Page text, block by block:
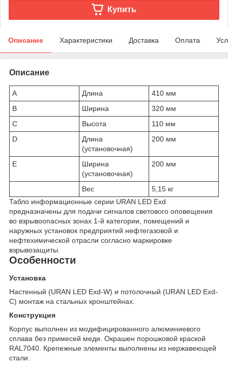
Купить
Описание Характеристики Доставка Оплата
Описание
A Длина
410 мм
B
Ширина
320 мм
C
Высота
110 мм
D
Длина
(установочная)
200 мм
E
Ширина
(установочная)
200 мм
Вес
5,15 кг
Табло информационные серии URAN LED Exd
предназначены для подачи сигналов светового оповещения
во взрывоопасных зонах 1-й категории, помещений и
наружных установок предприятий нефтегазовой и
нефтехимической отрасли согласно маркировке
взрывозащиты.
Особенности
Установка
Настенный (URAN LED Exd-W) и потолочный (URAN LED Exd-
C) монтаж на стальных кронштейнах.
Конструкция
Корпус выполнен из модифицированного алюминиевого
сплава без примесей меди. Окрашен порошковой краской
RAL7040. Крепежные элементы выполнены из нержавеющей
стали.